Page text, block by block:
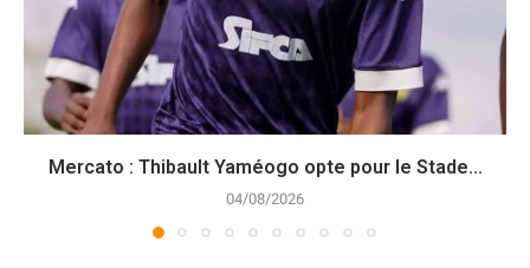
Mercato : Thibault Yaméogo opte pour le Stade...
04/08/2026